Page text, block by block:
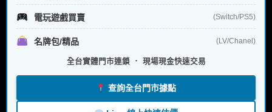
電玩遊戲買賣 (Switch/PS5)
名牌包/精品 (LV/Chanel)
全台實體門市連鎖 ． 現場現金快速交易
查詢全台門市據點